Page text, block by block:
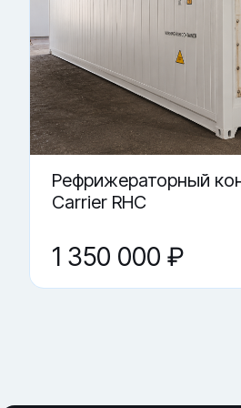
Купить «Рефрижераторный
▼ Какие грузы возят в
▼ Что важнее: агрегат
▼ Где купить
▼ Как понять, что
▼ От чего зависит цена
Рефрижераторный
Carrier RHC
1 350 000 ₽